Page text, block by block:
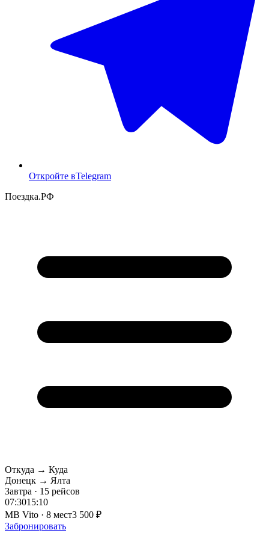
Откройте вTelegram
Поездка.РФ
Откуда → Куда
Донецк → Ялта
Завтра · 15 рейсов
07:3015:10
MB Vito · 8 мест3 500 ₽
Забронировать